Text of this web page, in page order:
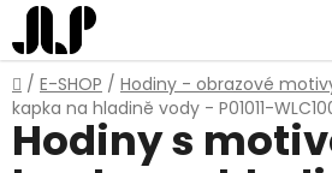
Přejít
na
obsah
Domů
/ E-SHOP / Hodiny - obrazové
kapka na hladině vody - P01011-
Hodiny s